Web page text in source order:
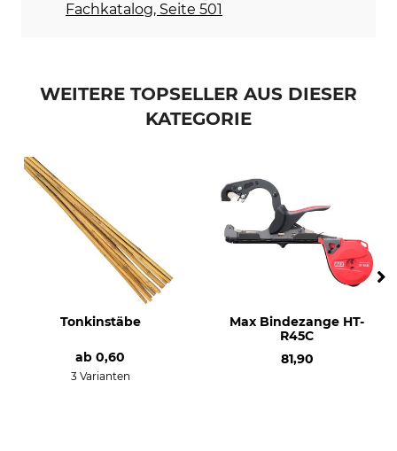
Fachkatalog, Seite 501
WEITERE TOPSELLER AUS DIESER
KATEGORIE
Tonkinstäbe
ab 0,60
3 Varianten
Max Bindezange HT-
R45C
81,90